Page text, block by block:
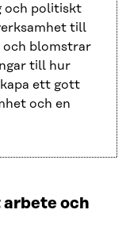
och politiskt
till
blomstrar
till hur
ett gott
och en
arbete och